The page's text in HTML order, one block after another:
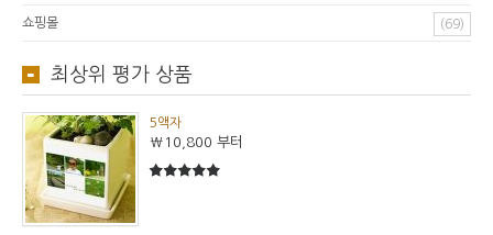
쇼핑몰 (69)
최상위 평가 상품
5액자
₩10,800 부터